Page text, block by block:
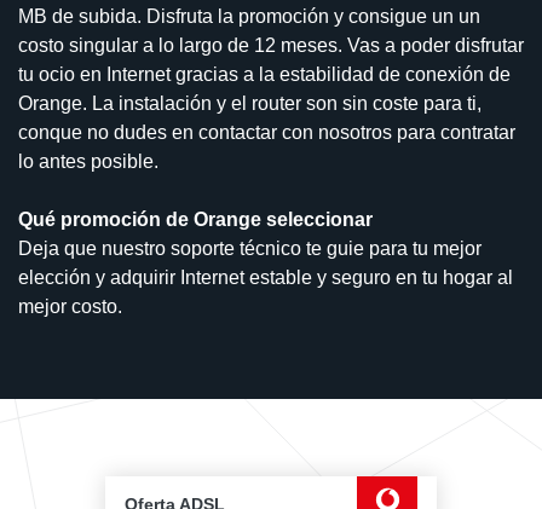
MB de subida. Disfruta la promoción y consigue un un
costo singular a lo largo de 12 meses. Vas a poder disfrutar
tu ocio en Internet gracias a la estabilidad de conexión de
Orange. La instalación y el router son sin coste para ti,
conque no dudes en contactar con nosotros para contratar
lo antes posible.
Qué promoción de Orange seleccionar
Deja que nuestro soporte técnico te guie para tu mejor
elección y adquirir Internet estable y seguro en tu hogar al
mejor costo.
Oferta ADSL